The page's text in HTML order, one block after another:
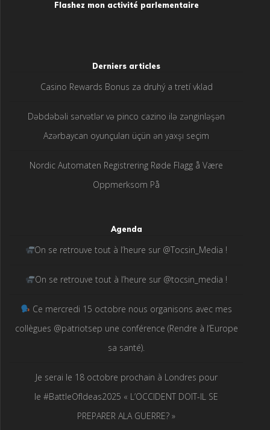
Flashez mon activité parlementaire
Derniers articles
Casino Rewards Bonus za druhý a tretí vklad
Dəbdəbəli sərvətlər və pinco cazino ilə zənginləşən
Azərbaycan oyunçuları üçün ən yaxşı seçim
Nordic Automaten Registrering Røde Flagg å Være
Oppmerksom På
Agenda
On se retrouve tout à l’heure sur @Tocsin_Media !
On se retrouve tout à l’heure sur @tocsin_media !
Ce mercredi 15 octobre nous organisons avec mes
collègues @patriotsep une conférence (Rendre à l’Europe
sa santé).
Je serai le 18 octobre prochain à Londres pour
le #BattleOfIdeas2025 « L’OCCIDENT DOIT-IL SE
PREPARER ALA GUERRE? »